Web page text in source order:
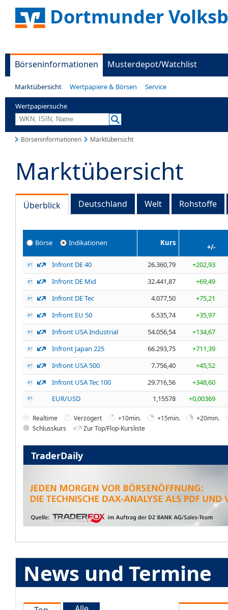
Dortmunder
Börseninformationen Musterdepot/Watchlist
Marktübersicht Wertpapiere & Börsen Service
Wertpapiersuche
Börseninformationen Marktübersicht
Marktübersicht
Überblick Deutschland Welt Rohstoffe
Börse Indikationen Kurs
+/-
Infront DE 40
26.360,79 +202,93
Infront DE Mid
32.441,87 +69,49
Infront DE Tec
4.077,50 +75,21
Infront EU 50
6.535,74 +35,97
Infront USA Industrial
54.056,54 +134,67
Infront Japan 225
66.293,75 +711,39
Infront USA 500
7.756,40 +45,52
Infront USA Tec 100
29.716,56 +348,60
EUR/USD
1,15578 +0,00369
Realtime Verzögert +10min. +15min.
+20min.
Schlusskurs
Zur Top/Flop-Kursliste
TraderDaily
News und Termine